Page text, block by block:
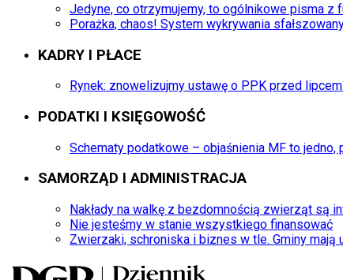
Jedyne, co otrzymujemy, to ogólnikowe pisma z
Porażka, chaos! System wykrywania
KADRY I PŁACE
Rynek: znowelizujmy ustawę o PPK przed
PODATKI I KSIĘGOWOŚĆ
Schematy podatkowe – objaśnienia MF to
SAMORZĄD I ADMINISTRACJA
Nakłady na walkę z bezdomnością zwierząt są
Nie jesteśmy w stanie wszystkiego finansować
Zwierzaki, schroniska i biznes w tle. Gminy